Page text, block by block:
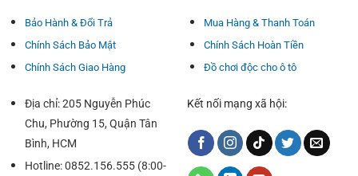
Bảo Hành & Đổi Trả
Chính Sách Bảo Mật
Chính Sách Giao Hàng
Mua Hàng & Thanh Toán
Chính Sách Hoàn Tiền
Đồ chơi độc cho ô tô
Địa chỉ: 205 Nguyễn Phúc
Chu, Phường 15, Quận Tân
Bình, HCM
Hotline: 0852.156.555 (8:00-
Kết nối mạng xã hội: